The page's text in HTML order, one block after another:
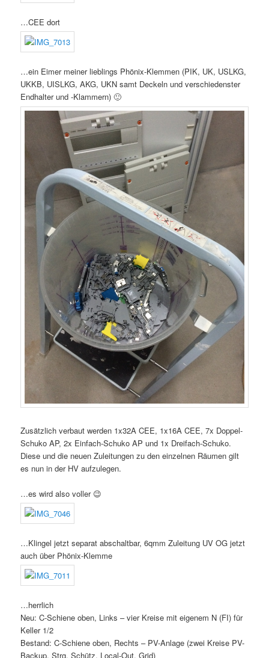
…CEE dort
…ein Eimer meiner lieblings Phönix-Klemmen (PIK, UK, USLKG,
UKKB, UISLKG, AKG, UKN samt Deckeln und verschiedenster
Endhalter und -Klammern) 🙂
Zusätzlich verbaut werden 1x32A CEE, 1x16A CEE, 7x Doppel-
Schuko AP, 2x Einfach-Schuko AP und 1x Dreifach-Schuko.
Diese und die neuen Zuleitungen zu den einzelnen Räumen gilt
es nun in der HV aufzulegen.
…es wird also voller 😉
…Klingel jetzt separat abschaltbar, 6qmm Zuleitung UV OG jetzt
auch über Phönix-Klemme
…herrlich
Neu: C-Schiene oben, Links – vier Kreise mit eigenem N (FI) für
Keller 1/2
Bestand: C-Schiene oben, Rechts – PV-Anlage (zwei Kreise PV-
Backup, Strg. Schütz, Local-Out, Grid)